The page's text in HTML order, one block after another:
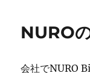
ー
NURO
会社でNURO